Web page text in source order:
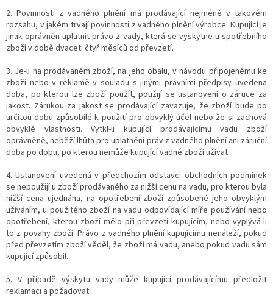
2. Povinnosti z vadného plnění má prodávající nejméně v takovém
rozsahu, v jakém trvají povinnosti z vadného plnění výrobce. Kupující je
jinak oprávněn uplatnit právo z vady, která se vyskytne u spotřebního
zboží v době dvaceti čtyř měsíců od převzetí.
3. Je-li na prodávaném zboží, na jeho obalu, v návodu připojenému ke
zboží nebo v reklamě v souladu s jinými právními předpisy uvedena
doba, po kterou lze zboží použít, použijí se ustanovení o záruce za
jakost. Zárukou za jakost se prodávající zavazuje, že zboží bude po
určitou dobu způsobilé k použití pro obvyklý účel nebo že si zachová
obvyklé vlastnosti. Vytkl-li kupující prodávajícímu vadu zboží
oprávněně, neběží lhůta pro uplatnění práv z vadného plnění ani záruční
doba po dobu, po kterou nemůže kupující vadné zboží užívat.
4. Ustanovení uvedená v předchozím odstavci obchodních podmínek
se nepoužijí u zboží prodávaného za nižší cenu na vadu, pro kterou byla
nižší cena ujednána, na opotřebení zboží způsobené jeho obvyklým
užíváním, u použitého zboží na vadu odpovídající míře používání nebo
opotřebení, kterou zboží mělo při převzetí kupujícím, nebo vyplývá-li
to z povahy zboží. Právo z vadného plnění kupujícímu nenáleží, pokud
před převzetím zboží věděl, že zboží má vadu, anebo pokud vadu sám
kupující způsobil.
5. V případě výskytu vady může kupující prodávajícímu předložit
reklamaci a požadovat: